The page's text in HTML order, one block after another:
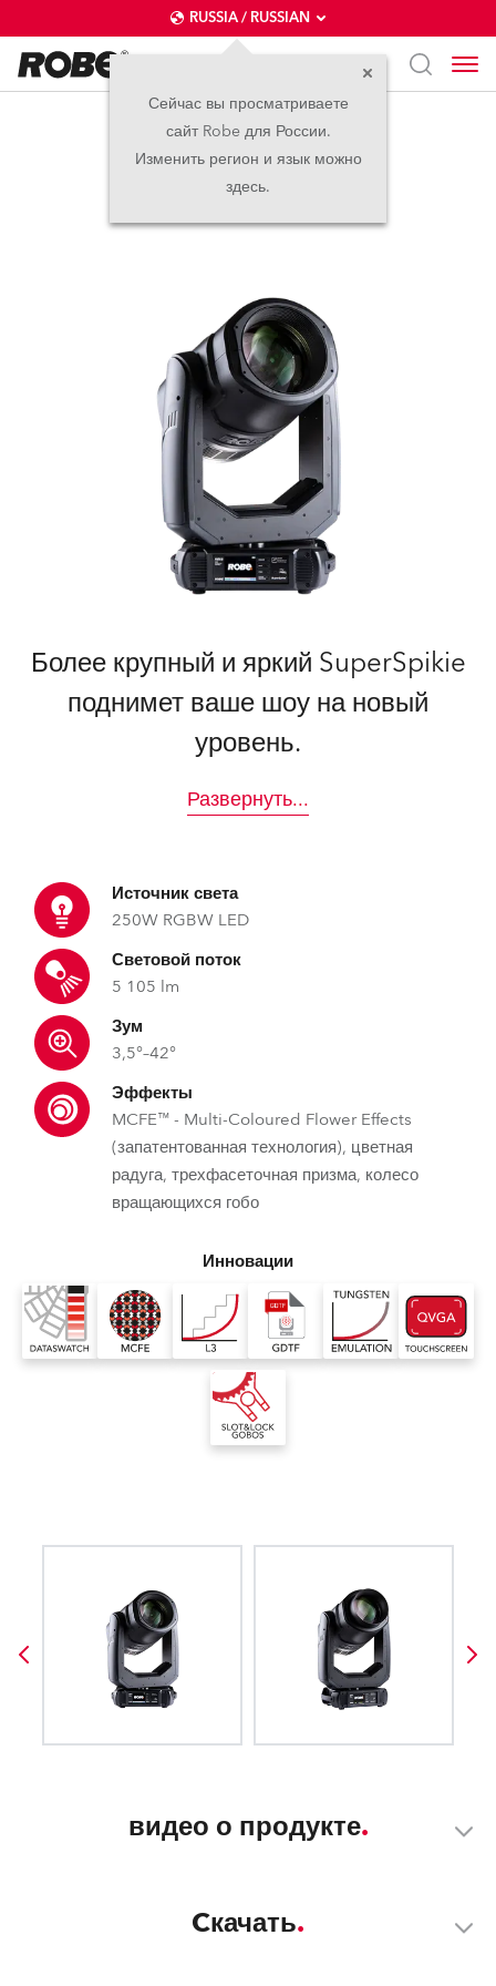
RUSSIA / RUSSIAN
Сейчас вы просматриваете
сайт Robe для России.
Изменить регион и язык можно
здесь.
SuperSpikie™
прекращено
Более крупный и яркий SuperSpikie
поднимет ваше шоу на новый
уровень.
Развернуть...
Источник света
250W RGBW LED
Световой поток
5 105 lm
Зум
3,5°–42°
Эффекты
MCFE™ - Multi-Coloured Flower Effects
(запатентованная технология), цветная
радуга, трехфасеточная призма, колесо
вращающихся гобо
Инновации
видео о продукте
Cкачать